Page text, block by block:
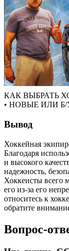
КАК ВЫБРАТЬ
• НОВЫЕ ИЛИ Б/
Вывод
Хоккейная
Благодаря
и высокого
надежность,
Хоккеисты всего
его из-за его
относитесь к
обратите
Вопрос-